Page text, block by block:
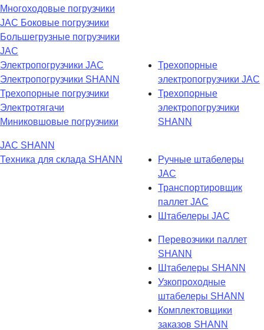
Многоходовые погрузчики
JAC Боковые погрузчики
Большегрузные погрузчики
JAC
Электропогрузчики JAC
Электропогрузчики SHANN
Трехопорные погрузчики
Электротягачи
Миниковшовые погрузчики
Трехопорные
электропогрузчики JAC
Трехопорные
электропогрузчики
SHANN
JAC SHANN
Техника для склада SHANN
Ручные штабелеры
JAC
Транспортировщик
паллет JAC
Штабелеры JAC
Перевозчики паллет
SHANN
Штабелеры SHANN
Узкопроходные
штабелеры SHANN
Комплектовщики
заказов SHANN